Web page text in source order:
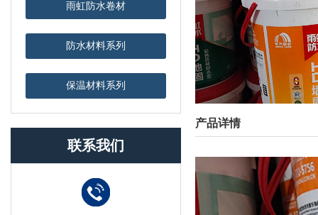
雨虹防水卷材
防水材料系列
保温材料系列
联系我们
产品详情